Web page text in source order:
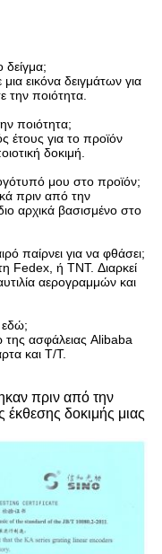
εικόνα δειγμάτων για
την ποιότητα.
ποιότητα;
έτους για το προϊόν
δοκιμή.
μου στο προϊόν;
πριν από την
αρχικά βασισμένο στο
παίρνει για να φθάσει;
Fedex, ή TNT. Διαρκεί
αερογραμμών και
ασφάλειας Alibaba
και T/T.
πριν από την
δοκιμής μιας